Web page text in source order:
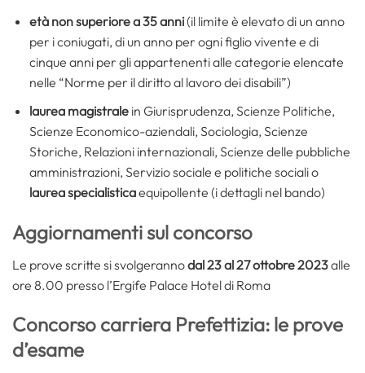
età non superiore a 35 anni(il limite è elevato di un anno
per i coniugati, di un anno per ogni figlio vivente e di
cinque anni per gli appartenenti alle categorie elencate
nelle “Norme per il diritto al lavoro dei disabili”)
laurea magistralein Giurisprudenza, Scienze Politiche,
Scienze Economico-aziendali, Sociologia, Scienze
Storiche, Relazioni internazionali, Scienze delle pubbliche
amministrazioni, Servizio sociale e politiche sociali o
laurea specialisticaequipollente (i dettagli nel bando)
Aggiornamenti sul concorso
Le prove scritte si svolgerannodal 23 al 27 ottobre 2023alle
ore 8.00 presso l’Ergife Palace Hotel di Roma
Concorso carriera Prefettizia: le prove
d’esame